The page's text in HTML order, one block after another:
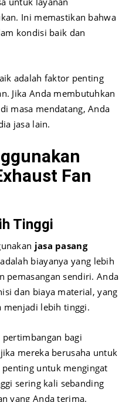
Ini memastikan bahwa
kondisi baik dan
adalah faktor penting
Jika Anda membutuhkan
masa mendatang, Anda
jasa lain.
Fan
Tinggi
jasa pasang
adalah biayanya yang lebih
pemasangan sendiri. Anda
dan biaya material, yang
menjadi lebih tinggi.
bagi
mereka berusaha untuk
untuk mengingat
sering kali sebanding
yang Anda terima.